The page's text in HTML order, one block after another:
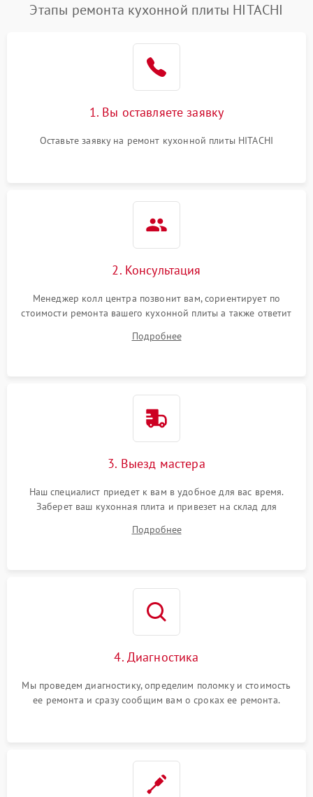
Этапы ремонта кухонной плиты HITACHI
1. Вы оставляете заявку
Оставьте заявку на ремонт кухонной плиты HITACHI
2. Консультация
Менеджер колл центра позвонит вам, сориентирует по
стоимости ремонта вашего кухонной плиты а также ответит
Подробнее
3. Выезд мастера
Наш специалист приедет к вам в удобное для вас время.
Заберет ваш кухонная плита и привезет на склад для
Подробнее
4. Диагностика
Мы проведем диагностику, определим поломку и стоимость
ее ремонта и сразу сообщим вам о сроках ее ремонта.